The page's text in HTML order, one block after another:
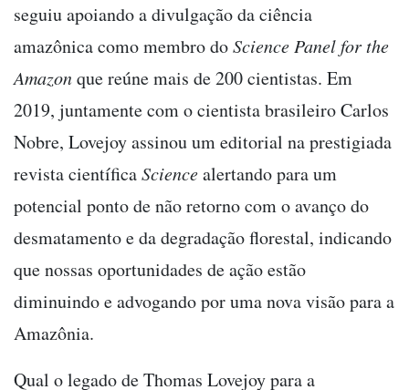
seguiu apoiando a divulgação da ciência
amazônica como membro doScience Panel for the
Amazonque reúne mais de 200 cientistas. Em
2019, juntamente com o cientista brasileiro Carlos
Nobre, Lovejoy assinou um editorial na prestigiada
revista científicaSciencealertando para um
potencial ponto de não retorno com o avanço do
desmatamento e da degradação florestal, indicando
que nossas oportunidades de ação estão
diminuindo e advogando por uma nova visão para a
Amazônia.
Qual o legado de Thomas Lovejoy para a